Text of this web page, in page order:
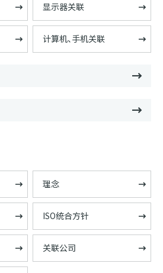
显示器关联
计算机、手机关联
理念
ISO统合方针
关联公司